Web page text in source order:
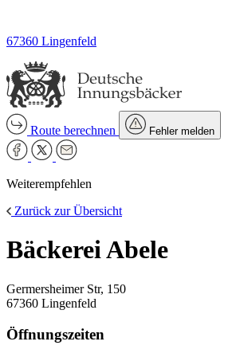
67360 Lingenfeld
Route berechnen Fehler melden
Weiterempfehlen
Zurück zur Übersicht
Bäckerei Abele
Germersheimer Str, 150
67360 Lingenfeld
Öffnungszeiten